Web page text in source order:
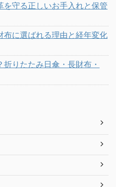
守る正しいお手入れと保管
布に選ばれる理由と経年変化
りたたみ日傘・長財布・